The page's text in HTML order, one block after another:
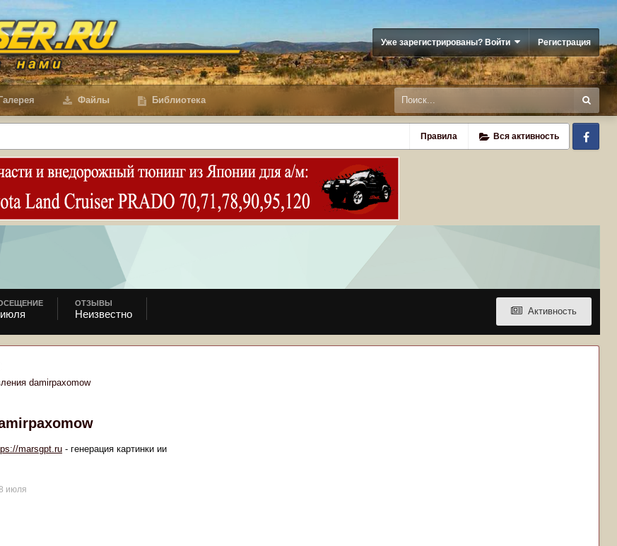
Уже зарегистрированы? Войти Регистрация
Галерея Файлы Библиотека
Правила Вся активность
Активность
ОТЗЫВЫ
Неизвестно
damirpaxomow
marsgpt.ru - генерация картинки ии
июля